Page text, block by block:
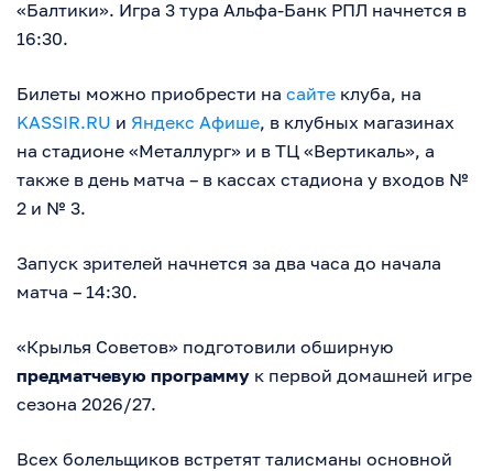
«Балтики». Игра 3 тура Альфа-Банк РПЛ начнется в
16:30.
Билеты можно приобрести на сайте клуба, на
KASSIR.RU и Яндекс Афише, в клубных магазинах
на стадионе «Металлург» и в ТЦ «Вертикаль», а
также в день матча – в кассах стадиона у входов №
2 и № 3.
Запуск зрителей начнется за два часа до начала
матча – 14:30.
«Крылья Советов» подготовили обширную
предматчевую программу к первой домашней игре
сезона 2026/27.
Всех болельщиков встретят талисманы основной